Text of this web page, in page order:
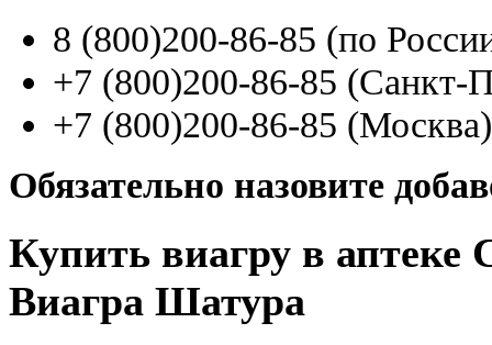
8 (800)200-86-85 (по
+7 (800)200-86-85 (Санкт-
+7 (800)200-86-85 (Москва)
Обязательно назовите
Купить виагру в аптеке
Виагра Шатура